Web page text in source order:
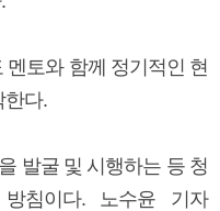
토와 함께 정기적인 현
한다.
발굴 및 시행하는 등 청
침이다. 노수윤 기자